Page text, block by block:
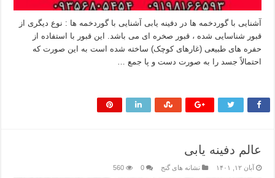
آشنایی با گوردخمه ها در دفینه یابی آشنایی با گوردخمه ها : نوع دیگری از
قبور شناسایی شده ، قبور صخره ای می باشد. این قبور با استفاده از
حفره های طبیعی (غارهای کوچک) ساخته شده است به این صورت که
احتمالاً جسد را به صورت دست و پا جمع …
عالم دفینه یابی
آبان ۱۲, ۱۴۰۱ نشانه های گنج 0
560